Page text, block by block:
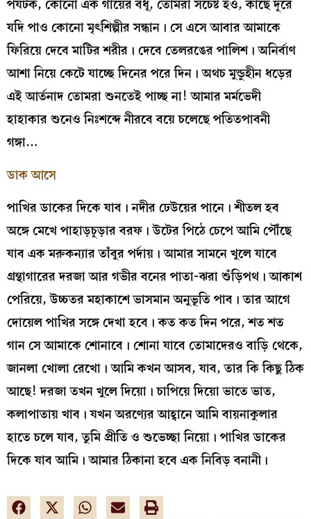
পর্যটক, কোনো এক গাঁয়ের বধূ, তোমরা সচেষ্ট হও, কাছে দূরে
যদি পাও কোনো মৃৎশিল্পীর সন্ধান। সে এসে আবার আমাকে
ফিরিয়ে দেবে মাটির শরীর। দেবে তেলরঙের পালিশ। অনির্বাণ
আশা নিয়ে কেটে যাচ্ছে দিনের পরে দিন। অথচ মুন্ডুহীন ধড়ের
এই আর্তনাদ তোমরা শুনতেই পাচ্ছ না! আমার মর্মভেদী
হাহাকার শুনেও নিঃশব্দে নীরবে বয়ে চলেছে পতিতপাবনী
গঙ্গা…
ডাক আসে
পাখির ডাকের দিকে যাব। নদীর ঢেউয়ের পানে। শীতল হব
অঙ্গে মেখে পাহাড়চূড়ার বরফ। উটের পিঠে চেপে আমি পৌঁছে
যাব এক মরুকন্যার তাঁবুর পর্দায়। আমার সামনে খুলে যাবে
গ্রন্থাগারের দরজা আর গভীর বনের পাতা-ঝরা শুঁড়িপথ। আকাশ
পেরিয়ে, উচ্চতর মহাকাশে ভাসমান অনুভূতি পাব। তার আগে
দোয়েল পাখির সঙ্গে দেখা হবে। কত কত দিন পরে, শত শত
গান সে আমাকে শোনাবে। শোনা যাবে তোমাদেরও বাড়ি থেকে,
জানলা খোলা রেখো। আমি কখন আসব, যাব, তার কি কিছু ঠিক
আছে! দরজা তখন খুলে দিয়ো। চাপিয়ে দিয়ো ভাতে ভাত,
কলাপাতায় খাব। যখন অরণ্যের আহ্বানে আমি বায়নাকুলার
হাতে চলে যাব, তুমি প্রীতি ও শুভেচ্ছা নিয়ো। পাখির ডাকের
দিকে যাব আমি। আমার ঠিকানা হবে এক নিবিড় বনানী।